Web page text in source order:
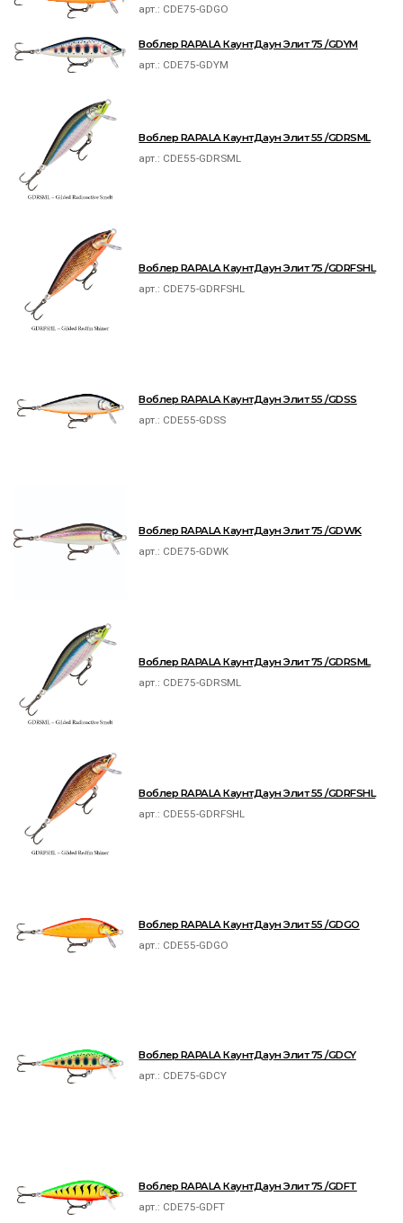
арт.: CDE75-GDGO
Воблер RAPALA КаунтДаун Элит 75 /GDYM
арт.: CDE75-GDYM
Воблер RAPALA КаунтДаун Элит 55 /GDRSML
арт.: CDE55-GDRSML
Воблер RAPALA КаунтДаун Элит 75 /GDRFSHL
арт.: CDE75-GDRFSHL
Воблер RAPALA КаунтДаун Элит 55 /GDSS
арт.: CDE55-GDSS
Воблер RAPALA КаунтДаун Элит 75 /GDWK
арт.: CDE75-GDWK
Воблер RAPALA КаунтДаун Элит 75 /GDRSML
арт.: CDE75-GDRSML
Воблер RAPALA КаунтДаун Элит 55 /GDRFSHL
арт.: CDE55-GDRFSHL
Воблер RAPALA КаунтДаун Элит 55 /GDGO
арт.: CDE55-GDGO
Воблер RAPALA КаунтДаун Элит 75 /GDCY
арт.: CDE75-GDCY
Воблер RAPALA КаунтДаун Элит 75 /GDFT
арт.: CDE75-GDFT